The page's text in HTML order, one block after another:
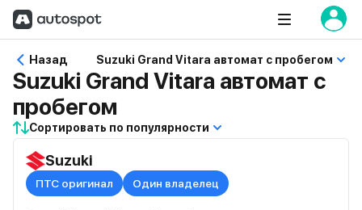
Назад Suzuki Grand Vitara автомат с пробегом
Suzuki Grand Vitara автомат с
пробегом
Сортировать по популярности
Suzuki
ПТС оригинал Один владелец